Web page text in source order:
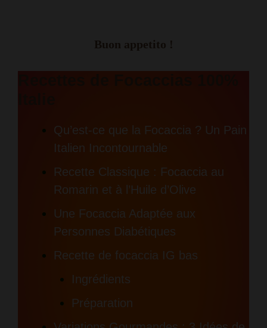
Buon appetito !
Qu’est-ce que la Focaccia ? Un Pain
Italien Incontournable
Recette Classique : Focaccia au
Romarin et à l’Huile d’Olive
Une Focaccia Adaptée aux
Personnes Diabétiques
Recette de focaccia IG bas
Ingrédients
Préparation